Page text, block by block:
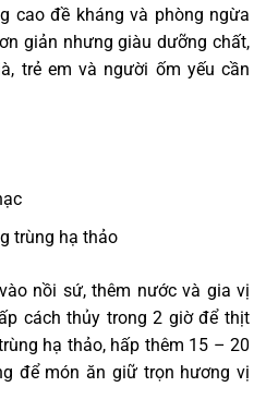
cao đề kháng và phòng ngừa
giản nhưng giàu dưỡng chất,
trẻ em và người ốm yếu cần
trùng hạ thảo
nồi sứ, thêm nước và gia vị
cách thủy trong 2 giờ để thịt
hạ thảo, hấp thêm 15 – 20
để món ăn giữ trọn hương vị